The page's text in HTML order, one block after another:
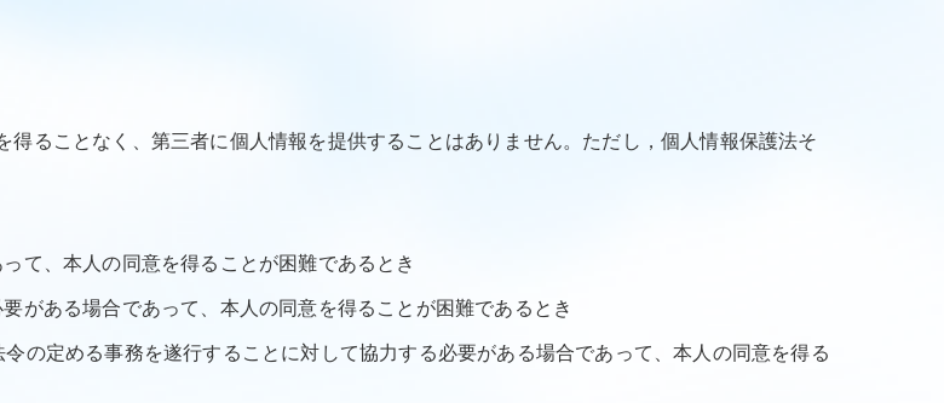
ることなく、第三者に個人情報を提供することはありません。ただし，個人情報保護法そ
て、本人の同意を得ることが困難であるとき
がある場合であって、本人の同意を得ることが困難であるとき
の定める事務を遂行することに対して協力する必要がある場合であって、本人の同意を得る